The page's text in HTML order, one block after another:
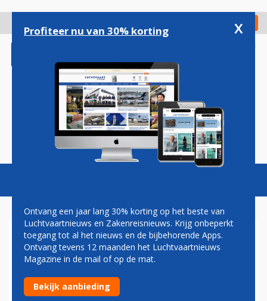
gaan
Check in
Magazine Podcasts Vacatures
AMERICAN INTRODUCEERT
DIRECTE ROUTE NAAR
AUSTRALIË
Profiteer nu van 30% korting x
Ontvang een jaar lang 30% korting op het beste van
Luchtvaartnieuws en Zakenreisnieuws. Krijg onbeperkt
toegang tot al het nieuws en de bijbehorende Apps.
Ontvang tevens 12 maanden het Luchtvaartnieuws
Magazine in de mail of op de mat.
Bekijk aanbieding